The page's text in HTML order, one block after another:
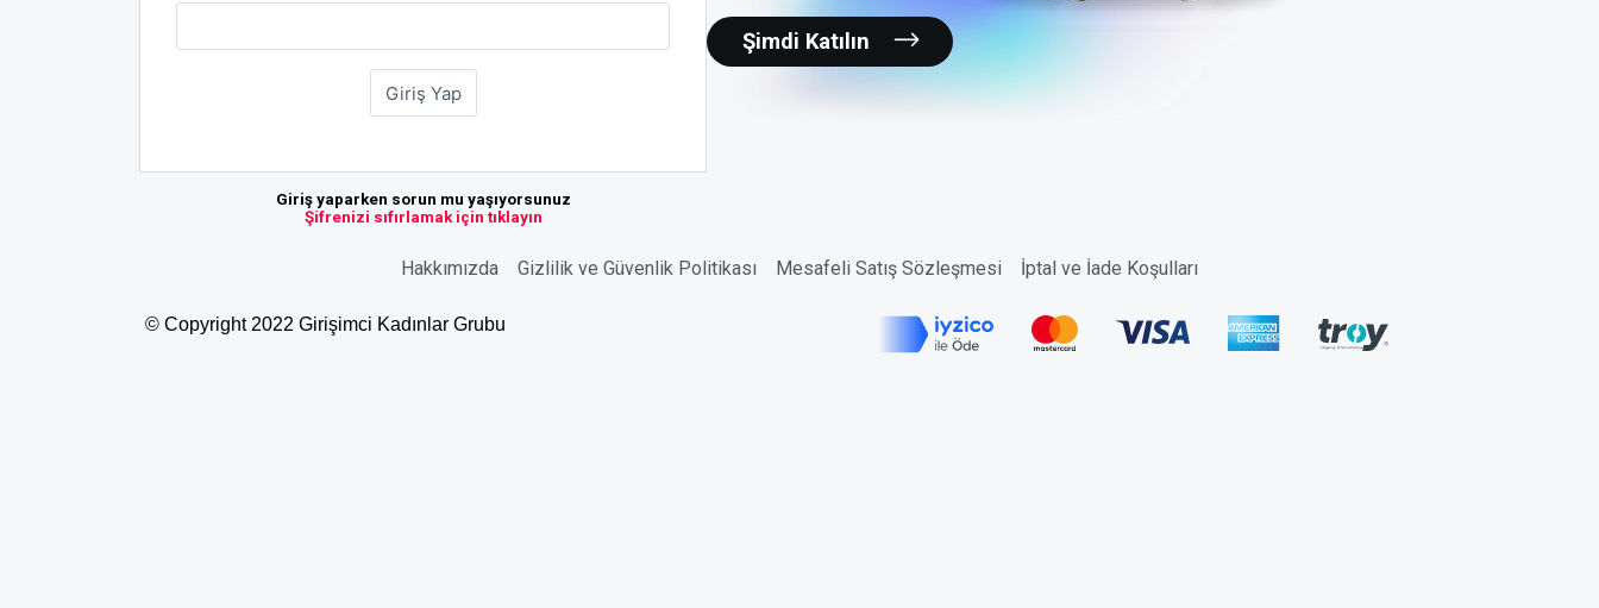
Giriş yaparken sorun mu yaşıyorsunuz
Şifrenizi sıfırlamak için tıklayın
Şimdi Katılın
Hakkımızda Gizlilik ve Güvenlik Politikası Mesafeli Satış Sözleşmesi İptal ve İade Koşulları
© Copyright 2022 Girişimci Kadınlar Grubu